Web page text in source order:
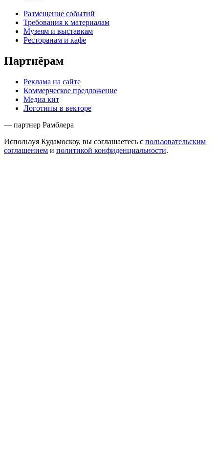
Размещение событий
Требования к материалам
Музеям и выставкам
Ресторанам и кафе
Партнёрам
Реклама на сайте
Коммерческое предложение
Медиа кит
Логотипы в векторе
— партнер Рамблера
Используя Кудамоскоу, вы соглашаетесь с пользовательским
соглашением и политикой конфиденциальности.